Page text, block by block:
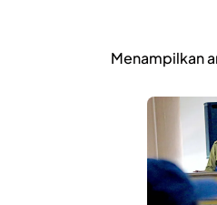
Menampilkan